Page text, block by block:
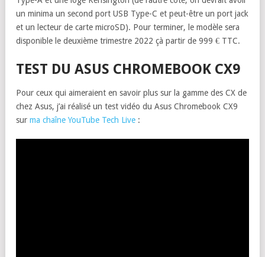
un minima un second port USB Type-C et peut-être un port jack
et un lecteur de carte microSD). Pour terminer, le modèle sera
disponible le deuxième trimestre 2022 çà partir de 999 € TTC.
TEST DU ASUS CHROMEBOOK CX9
Pour ceux qui aimeraient en savoir plus sur la gamme des CX de
chez Asus, j’ai réalisé un test vidéo du Asus Chromebook CX9
sur ma chaîne YouTube Tech Live :